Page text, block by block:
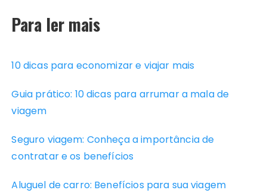
Para ler mais
10 dicas para economizar e viajar mais
Guia prático: 10 dicas para arrumar a mala de
viagem
Seguro viagem: Conheça a importância de
contratar e os benefícios
Aluguel de carro: Benefícios para sua viagem